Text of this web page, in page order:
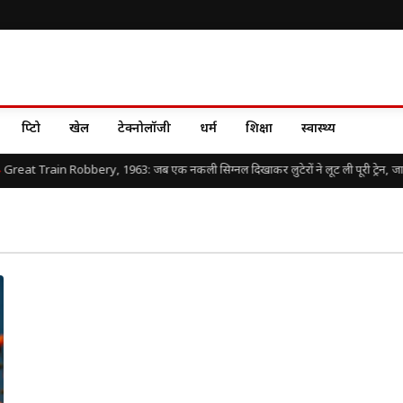
क्रिप्टो खेल टेक्नोलॉजी धर्म शिक्षा स्वास्थ्य
Train Robbery, 1963: जब एक नकली सिग्नल दिखाकर लुटेरों ने लूट ली पूरी ट्रेन,